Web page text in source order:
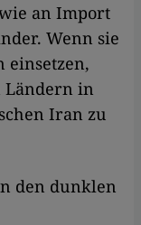
an Import
Wenn sie
einsetzen,
Ländern in
Iran zu
den dunklen